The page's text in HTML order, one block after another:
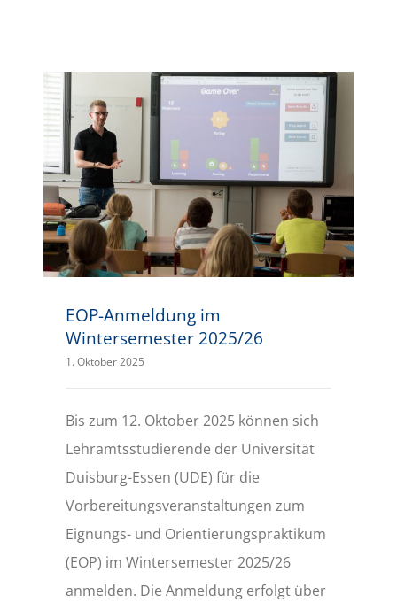
EOP-Anmeldung im
Wintersemester 2025/26
1. Oktober 2025
Bis zum 12. Oktober 2025 können sich
Lehramtsstudierende der Universität
Duisburg-Essen (UDE) für die
Vorbereitungsveranstaltungen zum
Eignungs- und Orientierungspraktikum
(EOP) im Wintersemester 2025/26
anmelden. Die Anmeldung erfolgt über